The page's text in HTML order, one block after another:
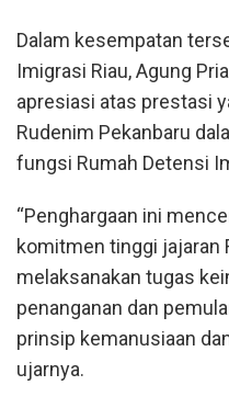
Dalam kesempatan
Imigrasi Riau, Agung
apresiasi atas prestasi
Rudenim Pekanbaru
fungsi Rumah Detensi
“Penghargaan ini
komitmen tinggi jajaran
melaksanakan tugas
penanganan dan
prinsip kemanusiaan
ujarnya.